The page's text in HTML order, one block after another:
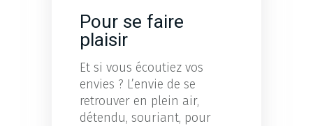
Pour se faire
plaisir
Et si vous écoutiez vos
envies ? L’envie de se
retrouver en plein air,
détendu, souriant, pour